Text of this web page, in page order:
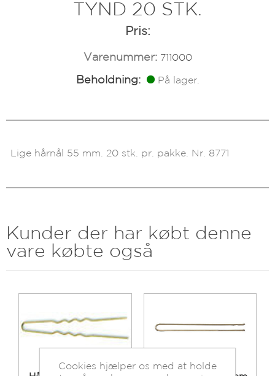
TYND 20 STK.
Pris:
Varenummer: 711000
Beholdning: På lager.
Lige hårnål 55 mm. 20 stk. pr. pakke. Nr. 8771
Kunder der har købt denne
vare købte også
Cookies hjælper os med at holde